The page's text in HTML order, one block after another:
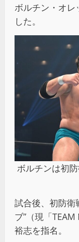
ボルチン・オ
した。
ボルチンは初
試合後、初防衛
ブ”（現「
裕志を指名。